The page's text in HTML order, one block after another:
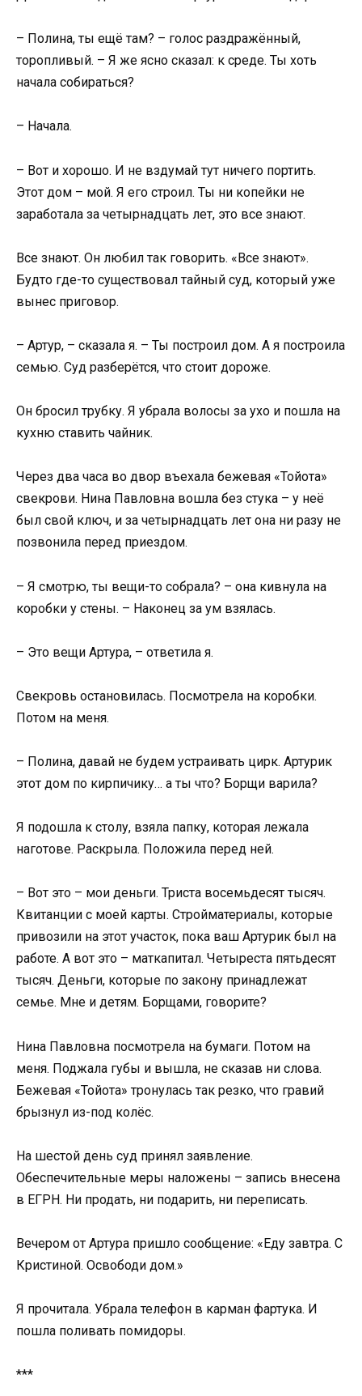
– Полина, ты ещё там? – голос раздражённый,
торопливый. – Я же ясно сказал: к среде. Ты хоть
начала собираться?
– Начала.
– Вот и хорошо. И не вздумай тут ничего портить.
Этот дом – мой. Я его строил. Ты ни копейки не
заработала за четырнадцать лет, это все знают.
Все знают. Он любил так говорить. «Все знают».
Будто где-то существовал тайный суд, который уже
вынес приговор.
– Артур, – сказала я. – Ты построил дом. А я построила
семью. Суд разберётся, что стоит дороже.
Он бросил трубку. Я убрала волосы за ухо и пошла на
кухню ставить чайник.
Через два часа во двор въехала бежевая «Тойота»
свекрови. Нина Павловна вошла без стука – у неё
был свой ключ, и за четырнадцать лет она ни разу не
позвонила перед приездом.
– Я смотрю, ты вещи-то собрала? – она кивнула на
коробки у стены. – Наконец за ум взялась.
– Это вещи Артура, – ответила я.
Свекровь остановилась. Посмотрела на коробки.
Потом на меня.
– Полина, давай не будем устраивать цирк. Артурик
этот дом по кирпичику… а ты что? Борщи варила?
Я подошла к столу, взяла папку, которая лежала
наготове. Раскрыла. Положила перед ней.
– Вот это – мои деньги. Триста восемьдесят тысяч.
Квитанции с моей карты. Стройматериалы, которые
привозили на этот участок, пока ваш Артурик был на
работе. А вот это – маткапитал. Четыреста пятьдесят
тысяч. Деньги, которые по закону принадлежат
семье. Мне и детям. Борщами, говорите?
Нина Павловна посмотрела на бумаги. Потом на
меня. Поджала губы и вышла, не сказав ни слова.
Бежевая «Тойота» тронулась так резко, что гравий
брызнул из-под колёс.
На шестой день суд принял заявление.
Обеспечительные меры наложены – запись внесена
в ЕГРН. Ни продать, ни подарить, ни переписать.
Вечером от Артура пришло сообщение: «Еду завтра. С
Кристиной. Освободи дом.»
Я прочитала. Убрала телефон в карман фартука. И
пошла поливать помидоры.
***